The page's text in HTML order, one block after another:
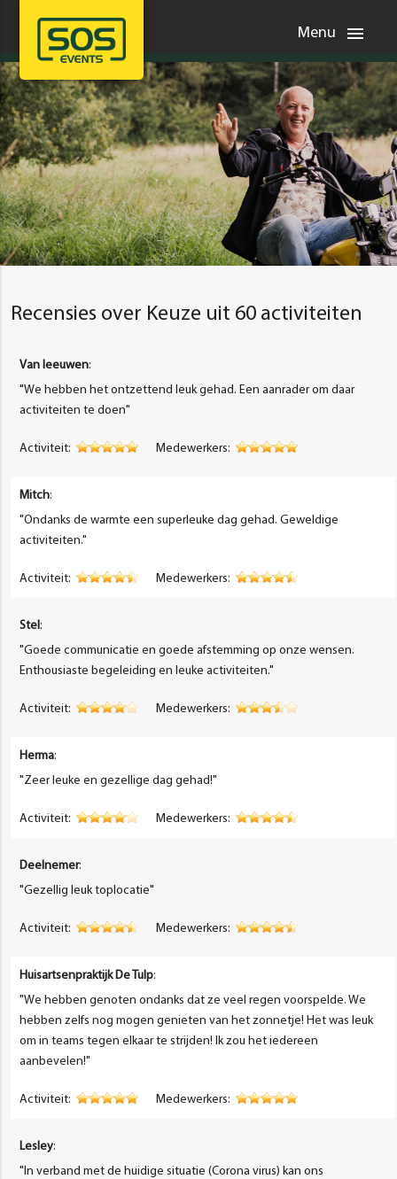
Menu menu
Recensies over Keuze uit 60 activiteiten
Van leeuwen:
"We hebben het ontzettend leuk gehad. Een aanrader om daar
activiteiten te doen"
Activiteit: Medewerkers:
Mitch:
"Ondanks de warmte een superleuke dag gehad. Geweldige
activiteiten."
Activiteit: Medewerkers:
Stel:
"Goede communicatie en goede afstemming op onze wensen.
Enthousiaste begeleiding en leuke activiteiten."
Activiteit: Medewerkers:
Herma:
"Zeer leuke en gezellige dag gehad!"
Activiteit: Medewerkers:
Deelnemer:
"Gezellig leuk toplocatie"
Activiteit: Medewerkers:
Huisartsenpraktijk De Tulp:
"We hebben genoten ondanks dat ze veel regen voorspelde. We
hebben zelfs nog mogen genieten van het zonnetje! Het was leuk
om in teams tegen elkaar te strijden! Ik zou het iedereen
aanbevelen!"
Activiteit: Medewerkers:
Lesley:
"In verband met de huidige situatie (Corona virus) kan ons